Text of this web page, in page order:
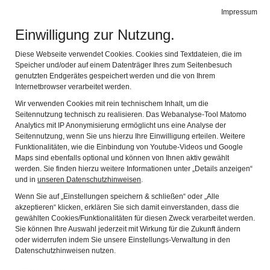
Impressum
Einwilligung zur Nutzung.
Diese Webseite verwendet Cookies. Cookies sind Textdateien, die im
Speicher und/oder auf einem Datenträger Ihres zum Seitenbesuch
genutzten Endgerätes gespeichert werden und die von Ihrem
Internetbrowser verarbeitet werden.
Wir verwenden Cookies mit rein technischem Inhalt, um die
Seitennutzung technisch zu realisieren. Das Webanalyse-Tool Matomo
Analytics mit IP Anonymisierung ermöglicht uns eine Analyse der
Seitennutzung, wenn Sie uns hierzu Ihre Einwilligung erteilen. Weitere
Funktionalitäten, wie die Einbindung von Youtube-Videos und Google
Maps sind ebenfalls optional und können von Ihnen aktiv gewählt
werden. Sie finden hierzu weitere Informationen unter „Details anzeigen“
und in unseren Datenschutzhinweisen.
Wenn Sie auf „Einstellungen speichern & schließen“ oder „Alle
akzeptieren“ klicken, erklären Sie sich damit einverstanden, dass die
gewählten Cookies/Funktionalitäten für diesen Zweck verarbeitet werden.
Sie können Ihre Auswahl jederzeit mit Wirkung für die Zukunft ändern
oder widerrufen indem Sie unsere Einstellungs-Verwaltung in den
Datenschutzhinweisen nutzen.
WISSENSCHAFTLICHER BEIRAT
Wir sind sehr dankbar darüber, dass wir künftig auf
das Fachwissen und die Erfahrung von folgenden
Persönlichkeiten zurückgreifen können: